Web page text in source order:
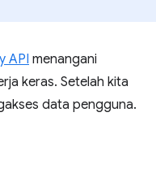
API menangani
keras. Setelah kita
data pengguna.